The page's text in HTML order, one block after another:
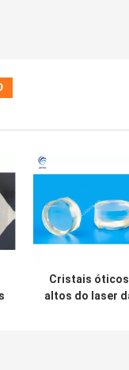
Cristais óticos
altos do laser